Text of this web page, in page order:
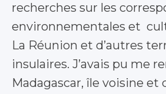
recherches sur les
environnementales et
La Réunion et d’autres
insulaires. J’avais pu me
Madagascar, île voisine et